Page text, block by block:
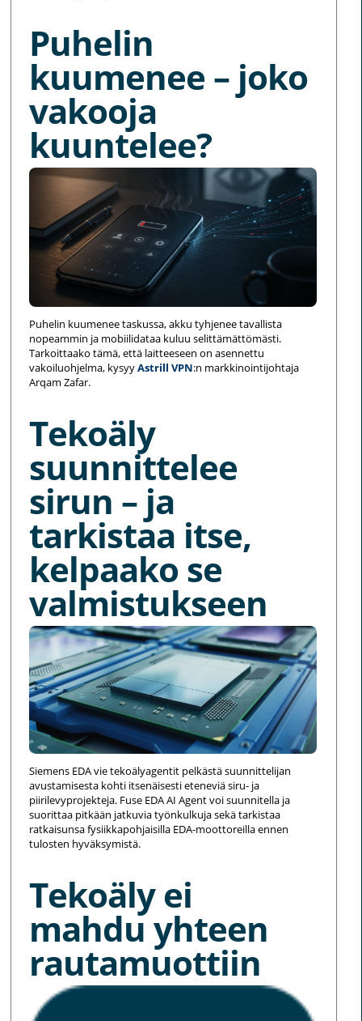
Puhelin
kuumenee – joko
vakooja
kuuntelee?
Puhelin kuumenee taskussa, akku tyhjenee tavallista
nopeammin ja mobiilidataa kuluu selittämättömästi.
Tarkoittaako tämä, että laitteeseen on asennettu
vakoiluohjelma, kysyyAstrill VPN:n markkinointijohtaja
Arqam Zafar.
Tekoäly
suunnittelee
sirun – ja
tarkistaa itse,
kelpaako se
valmistukseen
Siemens EDA vie tekoälyagentit pelkästä suunnittelijan
avustamisesta kohti itsenäisesti eteneviä siru- ja
piirilevyprojekteja. Fuse EDA AI Agent voi suunnitella ja
suorittaa pitkään jatkuvia työnkulkuja sekä tarkistaa
ratkaisunsa fysiikkapohjaisilla EDA-moottoreilla ennen
tulosten hyväksymistä.
Tekoäly ei
mahdu yhteen
rautamuottiin